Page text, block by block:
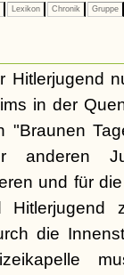
Lexikon Chronik Gruppe
Hitlerjugend
in der
"Braunen
anderen
und für
Hitlerjugend
die